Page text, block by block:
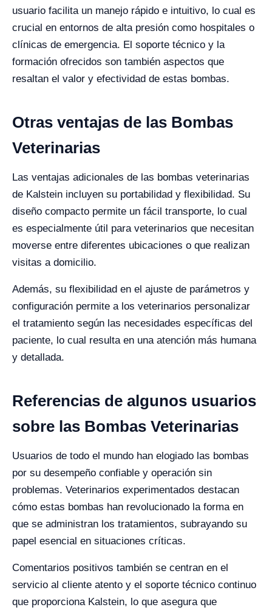
usuario facilita un manejo rápido e intuitivo, lo cual es
crucial en entornos de alta presión como hospitales o
clínicas de emergencia. El soporte técnico y la
formación ofrecidos son también aspectos que
resaltan el valor y efectividad de estas bombas.
Otras ventajas de las Bombas
Veterinarias
Las ventajas adicionales de las bombas veterinarias
de Kalstein incluyen su portabilidad y flexibilidad. Su
diseño compacto permite un fácil transporte, lo cual
es especialmente útil para veterinarios que necesitan
moverse entre diferentes ubicaciones o que realizan
visitas a domicilio.
Además, su flexibilidad en el ajuste de parámetros y
configuración permite a los veterinarios personalizar
el tratamiento según las necesidades específicas del
paciente, lo cual resulta en una atención más humana
y detallada.
Referencias de algunos usuarios
sobre las Bombas Veterinarias
Usuarios de todo el mundo han elogiado las bombas
por su desempeño confiable y operación sin
problemas. Veterinarios experimentados destacan
cómo estas bombas han revolucionado la forma en
que se administran los tratamientos, subrayando su
papel esencial en situaciones críticas.
Comentarios positivos también se centran en el
servicio al cliente atento y el soporte técnico continuo
que proporciona Kalstein, lo que asegura que